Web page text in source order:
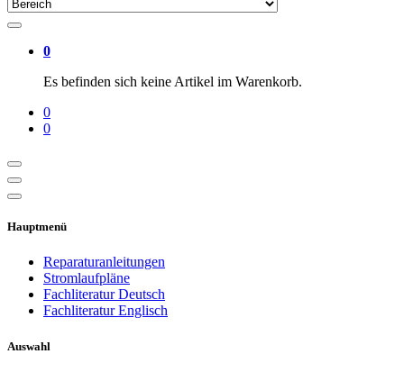
0
Es befinden sich keine Artikel im Warenkorb.
0
0
Hauptmenü
Reparaturanleitungen
Stromlaufpläne
Fachliteratur Deutsch
Fachliteratur Englisch
Auswahl